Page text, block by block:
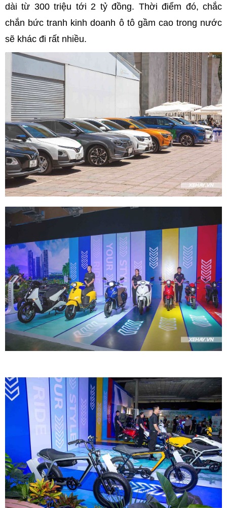
dài từ 300 triệu tới 2 tỷ đồng. Thời điểm đó, chắc
chắn bức tranh kinh doanh ô tô gầm cao trong nước
sẽ khác đi rất nhiều.